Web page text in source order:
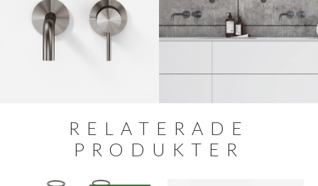
RELATERADE
PRODUKTER